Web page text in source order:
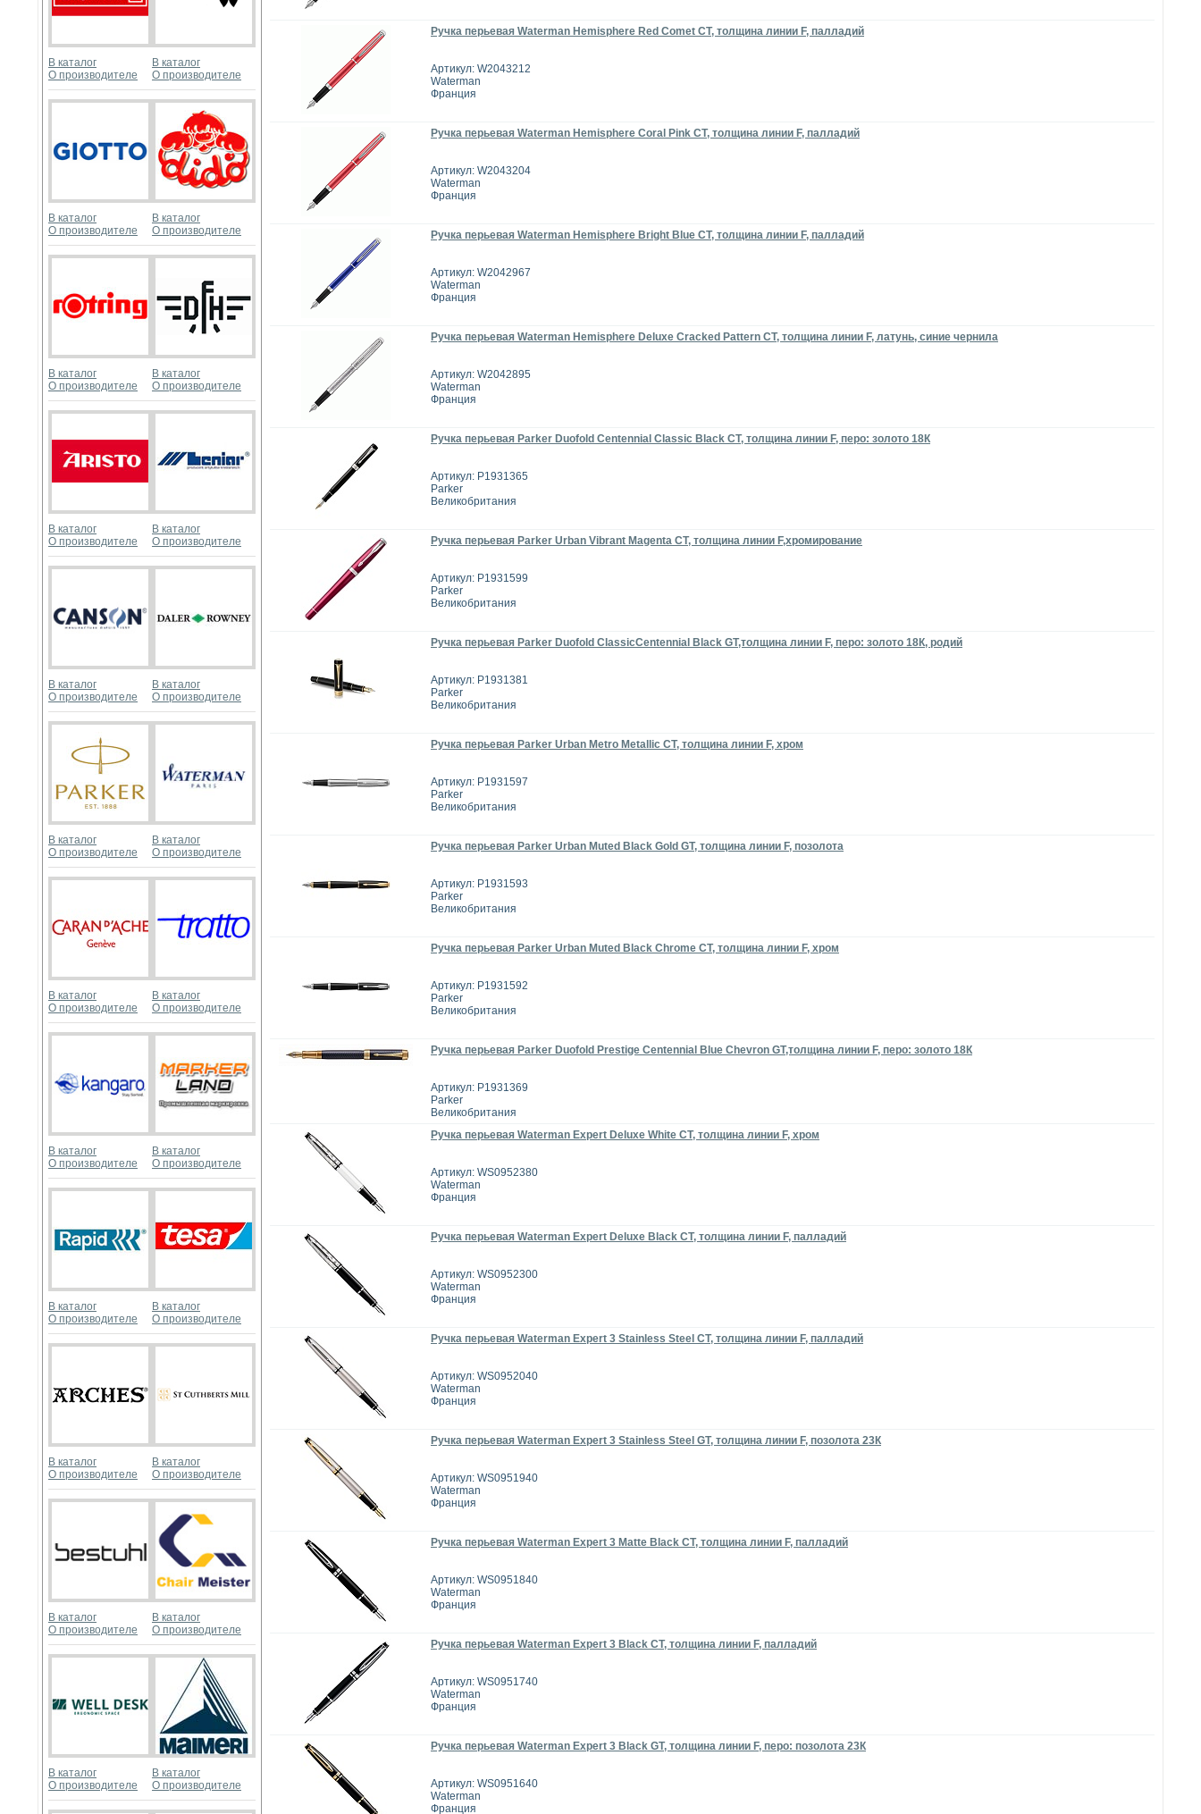
В каталог
О производителе
В каталог
О производителе
В каталог
О производителе
В каталог
О производителе
В каталог
О производителе
В каталог
О производителе
В каталог
О производителе
В каталог
О производителе
В каталог
О производителе
В каталог
О производителе
В каталог
О производителе
В каталог
О производителе
В каталог
О производителе
В каталог
О производителе
В каталог
О производителе
В каталог
О производителе
В каталог
О производителе
В каталог
О производителе
В каталог
О производителе
В каталог
О производителе
В каталог
О производителе
В каталог
О производителе
В каталог
О производителе
В каталог
О производителе
Ручка перьевая Waterman Hemisphere Red Comet CT, толщина линии F, палладий
Артикул: W2043212
Waterman
Франция
Ручка перьевая Waterman Hemisphere Coral Pink CT, толщина линии F, палладий
Артикул: W2043204
Waterman
Франция
Ручка перьевая Waterman Hemisphere Bright Blue CT, толщина линии F, палладий
Артикул: W2042967
Waterman
Франция
Ручка перьевая Waterman Hemisphere Deluxe Cracked Pattern CT, толщина линии F, латунь, синие чернила
Артикул: W2042895
Waterman
Франция
Ручка перьевая Parker Duofold Centennial Classic Black CT, толщина линии F, перо: золото 18К
Артикул: P1931365
Parker
Великобритания
Ручка перьевая Parker Urban Vibrant Magenta CT, толщина линии F,хромирование
Артикул: P1931599
Parker
Великобритания
Ручка перьевая Parker Duofold ClassicCentennial Black GT,толщина линии F, перо: золото 18К, родий
Артикул: P1931381
Parker
Великобритания
Ручка перьевая Parker Urban Metro Metallic CT, толщина линии F, хром
Артикул: P1931597
Parker
Великобритания
Ручка перьевая Parker Urban Muted Black Gold GT, толщина линии F, позолота
Артикул: P1931593
Parker
Великобритания
Ручка перьевая Parker Urban Muted Black Chrome CT, толщина линии F, хром
Артикул: P1931592
Parker
Великобритания
Ручка перьевая Parker Duofold Prestige Centennial Blue Chevron GT,толщина линии F, перо: золото 18К
Артикул: P1931369
Parker
Великобритания
Ручка перьевая Waterman Expert Deluxe White CT, толщина линии F, хром
Артикул: WS0952380
Waterman
Франция
Ручка перьевая Waterman Expert Deluxe Black CT, толщина линии F, палладий
Артикул: WS0952300
Waterman
Франция
Ручка перьевая Waterman Expert 3 Stainless Steel CT, толщина линии F, палладий
Артикул: WS0952040
Waterman
Франция
Ручка перьевая Waterman Expert 3 Stainless Steel GT, толщина линии F, позолота 23К
Артикул: WS0951940
Waterman
Франция
Ручка перьевая Waterman Expert 3 Matte Black CT, толщина линии F, палладий
Артикул: WS0951840
Waterman
Франция
Ручка перьевая Waterman Expert 3 Black CT, толщина линии F, палладий
Артикул: WS0951740
Waterman
Франция
Ручка перьевая Waterman Expert 3 Black GT, толщина линии F, перо: позолота 23К
Артикул: WS0951640
Waterman
Франция